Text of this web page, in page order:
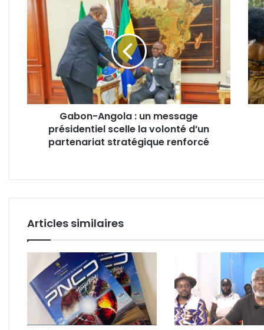
Gabon-
Angola
message
présidentiel
scelle
volonté
partenariat
stratégique
Gabon-Angola : un message
présidentiel scelle la volonté d’un
partenariat stratégique renforcé
:
le
Articles similaires